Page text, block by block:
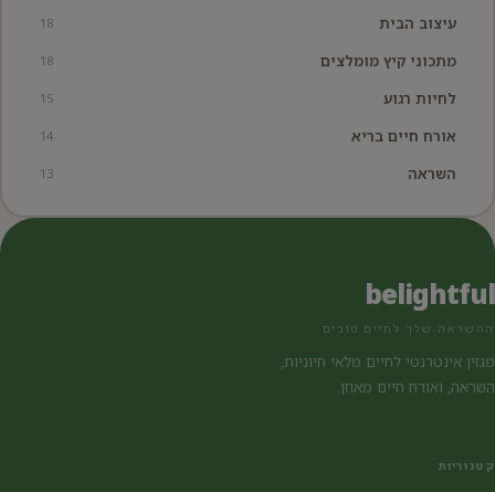
עיצוב הבית 18
מתכוני קיץ מומלצים 18
לחיות רגוע 15
אורח חיים בריא 14
השראה 13
belightful
ההשראה שלך לחיים טובים
מגזין אינטרנטי לחיים מלאי חיוניות,
השראה, ואורח חיים מאוזן.
קטגוריות